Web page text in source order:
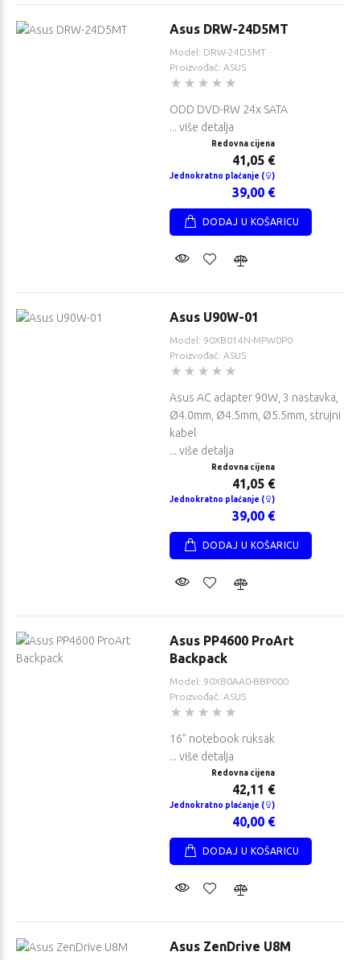
Asus DRW-24D5MT
Model: DRW-24D5MT
Proizvođač: ASUS
ODD DVD-RW 24x SATA
... više detalja
Redovna cijena
41,05 €
Jednokratno plaćanje ( )
39,00 €
DODAJ U KOŠARICU
Asus U90W-01
Model: 90XB014N-MPW0P0
Proizvođač: ASUS
Asus AC adapter 90W, 3 nastavka,
Ø4.0mm, Ø4.5mm, Ø5.5mm, strujni
kabel
... više detalja
Redovna cijena
41,05 €
Jednokratno plaćanje ( )
39,00 €
DODAJ U KOŠARICU
Asus PP4600 ProArt
Backpack
Model: 90XB0AA0-BBP000
Proizvođač: ASUS
16" notebook ruksak
... više detalja
Redovna cijena
42,11 €
Jednokratno plaćanje ( )
40,00 €
DODAJ U KOŠARICU
Asus ZenDrive U8M